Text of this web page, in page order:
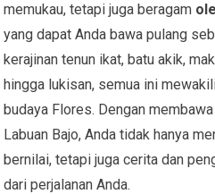
memukau, tetapi juga beragam
yang dapat Anda bawa pulang
kerajinan tenun ikat, batu akik,
hingga lukisan, semua ini
budaya Flores. Dengan
Labuan Bajo, Anda tidak hanya
bernilai, tetapi juga cerita dan
dari perjalanan Anda.